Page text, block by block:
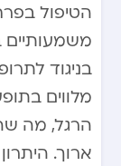
הטיפול
בניגוד
מלווים
הרגל, מה
ארוך.